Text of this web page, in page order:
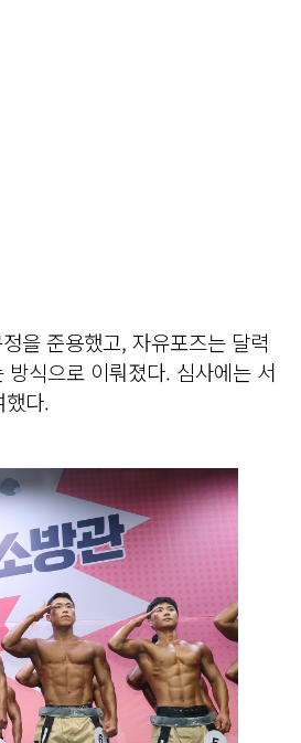
을 준용했고, 자유포즈는 달력
식으로 이뤄졌다. 심사에는 서
다.